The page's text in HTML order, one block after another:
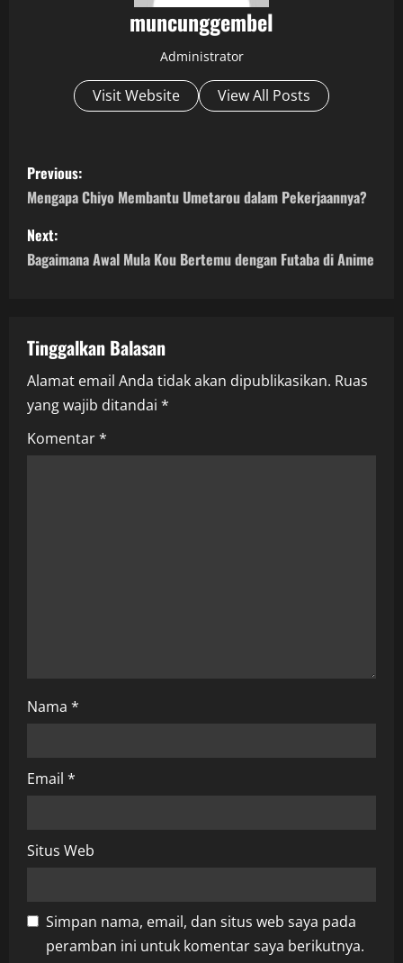
muncunggembel
Administrator
Visit Website View All Posts
P
o
s
t
a
v
i
Previous:
Mengapa Chiyo Membantu Umetarou dalam Pekerjaannya?
Next:
Bagaimana Awal Mula Kou Bertemu dengan Futaba di Anime
Tinggalkan Balasan
Alamat email Anda tidak akan dipublikasikan. Ruas
yang wajib ditandai *
Komentar*
Nama *
Email *
Situs Web
Simpan nama, email, dan situs web saya pada
peramban ini untuk komentar saya berikutnya.